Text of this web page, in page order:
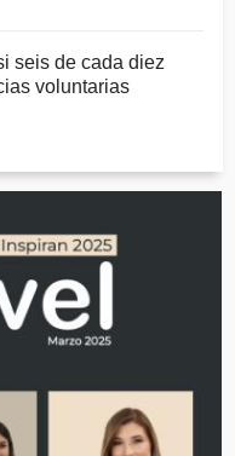
seis de cada diez
voluntarias